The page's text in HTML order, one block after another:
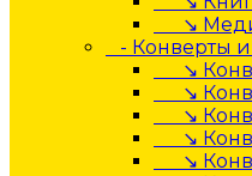
↘
- Конверты и
↘
↘
↘
↘
↘